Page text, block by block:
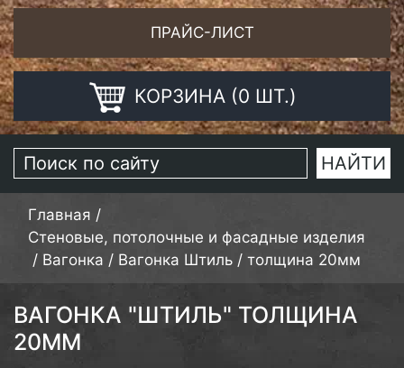
ПРАЙС-ЛИСТ
КОРЗИНА (0 ШТ.)
Главная /
Стеновые, потолочные и фасадные изделия
/ Вагонка / Вагонка Штиль / толщина 20мм
ВАГОНКА "ШТИЛЬ" ТОЛЩИНА
20ММ